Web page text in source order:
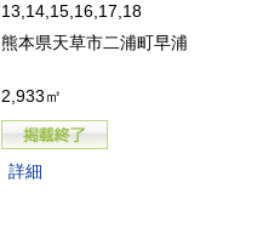
13,14,15,16,17,18
熊本県天草市二浦町早浦
2,933㎡
詳細